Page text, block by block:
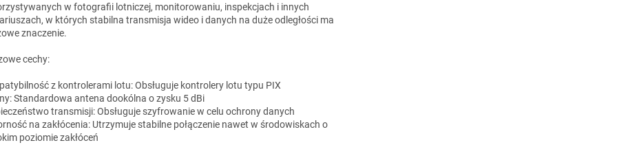
w fotografii lotniczej, monitorowaniu, inspekcjach i innych
w których stabilna transmisja wideo i danych na duże odległości ma
znaczenie.
cechy:
z kontrolerami lotu: Obsługuje kontrolery lotu typu PIX
Standardowa antena dookólna o zysku 5 dBi
transmisji: Obsługuje szyfrowanie w celu ochrony danych
na zakłócenia: Utrzymuje stabilne połączenie nawet w środowiskach o
poziomie zakłóceń